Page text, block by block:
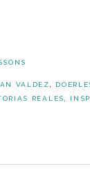
VALDEZ
REALES